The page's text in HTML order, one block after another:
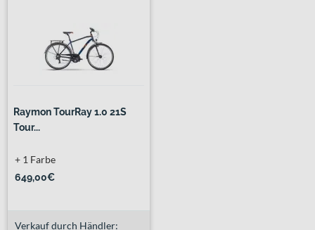
Raymon TourRay 1.0 21S
Tour...
649,00€
+ 1 Farbe
Verkauf durch Händler: